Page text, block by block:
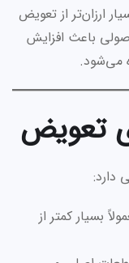
ارزان‌تر از تعویض
باعث افزایش
می‌شود.
تعویض
دارد:
بسیار کمتر از